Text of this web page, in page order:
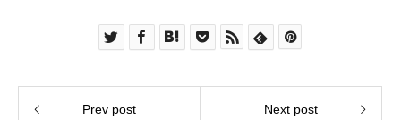
Prev post Next post